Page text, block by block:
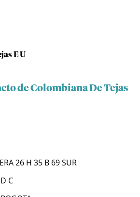
E U
de Colombiana De Tejas
26 H 35 B 69 SUR
C